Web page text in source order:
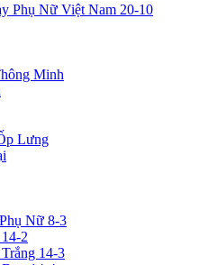
Phụ Nữ Việt Nam 20-10
Minh
Lưng
Nữ 8-3
2
14-3